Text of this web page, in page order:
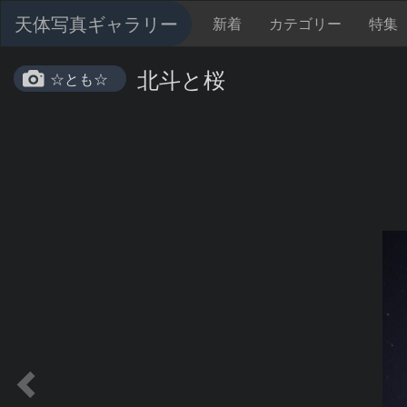
天体写真ギャラリー 新着 カテゴリー 特集
☆とも☆ 北斗と桜